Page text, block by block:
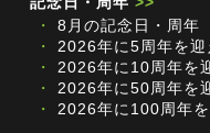
・
8月の記念日・周年
・
2026年に5周年を迎
・
2026年に10周年を
・
2026年に50周年を
・
2026年に100周年